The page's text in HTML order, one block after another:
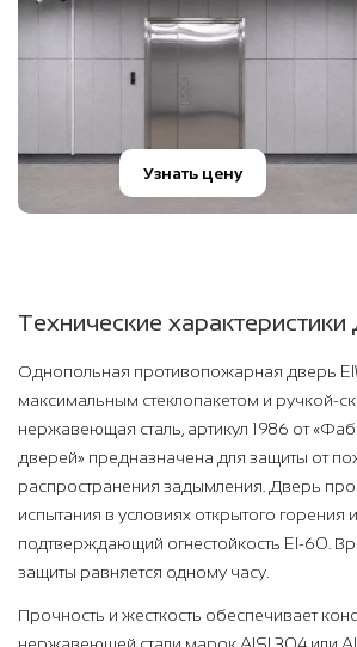
Узнать цену
Технические характеристики
Однопольная противопожарная дверь
максимальным стеклопакетом и ручкой-
нержавеющая сталь, артикул 1986 от
дверей» предназначена для защиты от
распространения задымления. Дверь
испытания в условиях открытого горения
подтверждающий огнестойкость EI-60.
защиты равняется одному часу.
Прочность и жесткость обеспечивает